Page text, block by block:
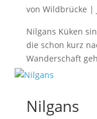
von Wildbrücke |
Nilgans Küken
die schon kurz
Wanderschaft
Nilgans